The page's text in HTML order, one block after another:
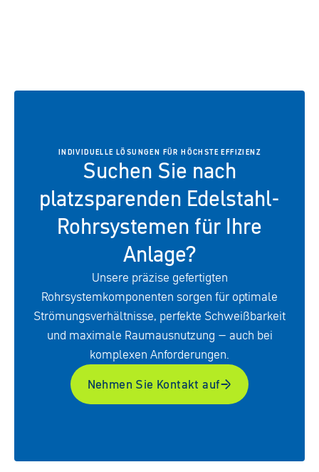
INDIVIDUELLE LÖSUNGEN FÜR HÖCHSTE EFFIZIENZ
Suchen Sie nach
platzsparenden Edelstahl-
Rohrsystemen für Ihre
Anlage?
Unsere präzise gefertigten
Rohrsystemkomponenten sorgen für optimale
Strömungsverhältnisse, perfekte Schweißbarkeit
und maximale Raumausnutzung – auch bei
komplexen Anforderungen.
Nehmen Sie Kontakt auf